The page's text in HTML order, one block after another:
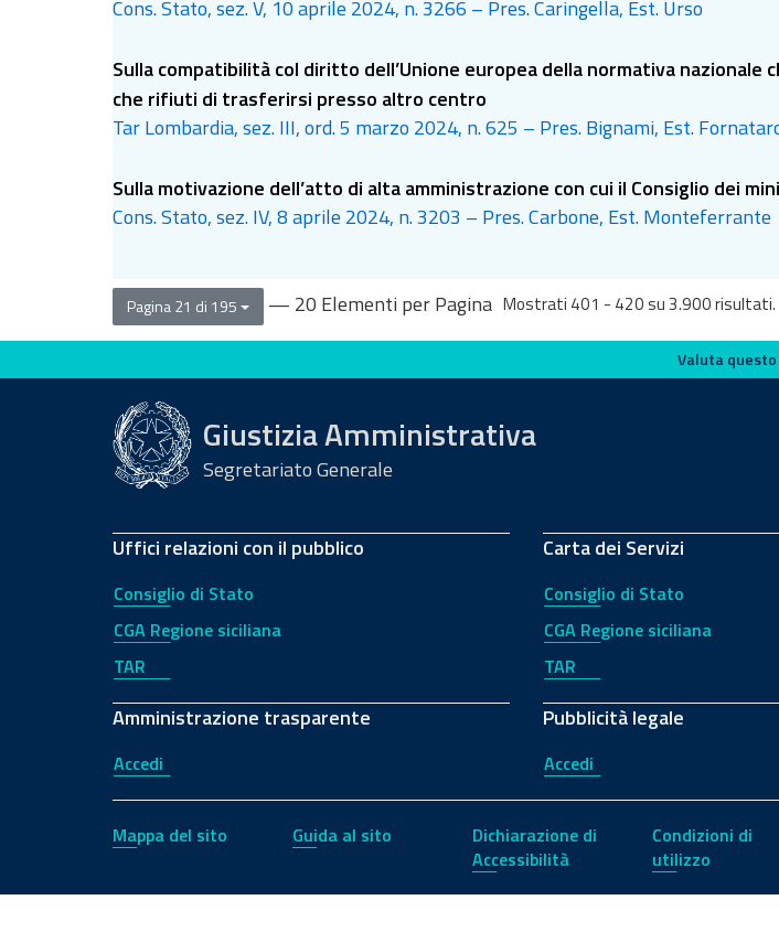
Cons. Stato, sez. V, 10 aprile 2024, n. 3266 – Pres. Caringella, Est. Urso
Sulla compatibilità col diritto dell’Unione europea della normativa
che rifiuti di trasferirsi presso altro centro
Tar Lombardia, sez. III, ord. 5 marzo 2024, n. 625 – Pres. Bignami, Est.
Sulla motivazione dell’atto di alta amministrazione con cui il Consiglio dei
Cons. Stato, sez. IV, 8 aprile 2024, n. 3203 – Pres. Carbone, Est. Monteferrante
Pagina 21 di 195 — 20 Elementi per Pagina Mostrati 401 - 420 su 3.900 risultati.
Valuta questo sito Valuta
Giustizia Amministrativa
Segretariato Generale
Uffici relazioni con il pubblico
Consiglio di Stato
CGA Regione siciliana
TAR
Amministrazione trasparente
Accedi
Carta dei Servizi
Consiglio di Stato
CGA Regione siciliana
TAR
Pubblicità legale
Accedi
Mappa del sito Guida al sito
Dichiarazione di
Accessibilità
Condizioni di
utilizzo